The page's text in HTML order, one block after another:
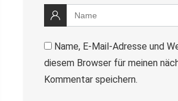
Name, E-Mail-Adresse und
diesem Browser für meinen
Kommentar speichern.